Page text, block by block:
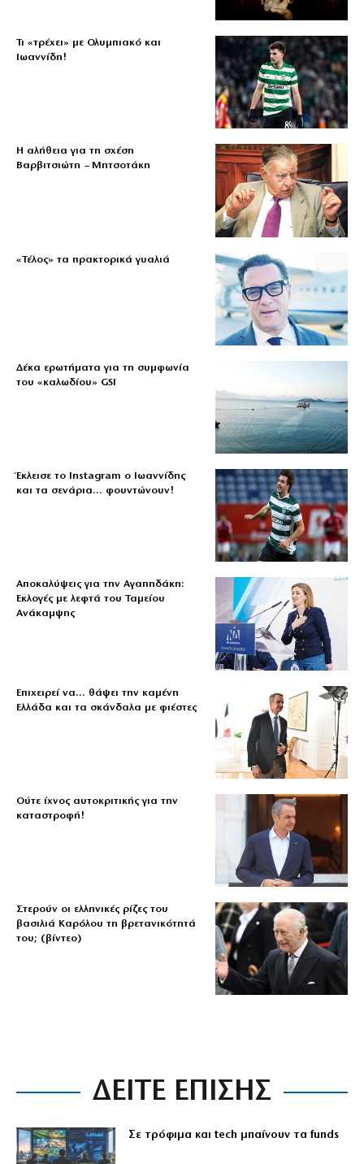
Τι «τρέχει» με Ολυμπιακό και
Ιωαννίδη!
Η αλήθεια για τη σχέση
Βαρβιτσιώτη – Μητσοτάκη
«Τέλος» τα πρακτορικά γυαλιά
Δέκα ερωτήματα για τη συμφωνία
του «καλωδίου» GSI
Έκλεισε το Instagram ο Ιωαννίδης
και τα σενάρια… φουντώνουν!
Αποκαλύψεις για την Αγαπηδάκη:
Εκλογές με λεφτά του Ταμείου
Ανάκαμψης
Επιχειρεί να… θάψει την καμένη
Ελλάδα και τα σκάνδαλα με φιέστες
Ούτε ίχνος αυτοκριτικής για την
καταστροφή!
Στερούν οι ελληνικές ρίζες του
βασιλιά Καρόλου τη βρετανικότητά
του; (βίντεο)
ΔΕΙΤΕ ΕΠΙΣΗΣ
Σε τρόφιμα και tech μπαίνουν τα funds